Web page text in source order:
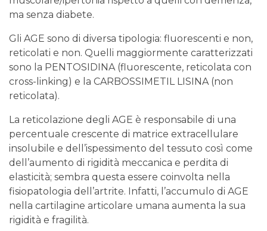
ma senza diabete.
Gli AGE sono di diversa tipologia: fluorescenti e non,
reticolati e non. Quelli maggiormente caratterizzati
sono la PENTOSIDINA (fluorescente, reticolata con
cross-linking) e la CARBOSSIMETIL LISINA (non
reticolata).
La reticolazione degli AGE è responsabile di una
percentuale crescente di matrice extracellulare
insolubile e dell’ispessimento del tessuto così come
dell’aumento di rigidità meccanica e perdita di
elasticità; sembra questa essere coinvolta nella
fisiopatologia dell’artrite. Infatti, l’accumulo di AGE
nella cartilagine articolare umana aumenta la sua
rigidità e fragilità.